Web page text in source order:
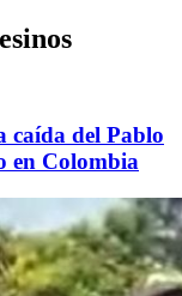
caída del Pablo
en Colombia